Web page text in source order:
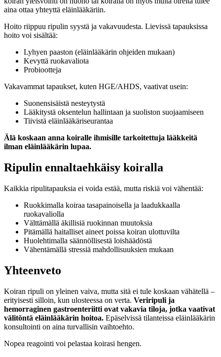
aina ottaa yhteyttä eläinlääkäriin.
Hoito riippuu ripulin syystä ja vakavuudesta. Lievissä tapauksissa
hoito voi sisältää:
Lyhyen paaston (eläinlääkärin ohjeiden mukaan)
Kevyttä ruokavaliota
Probiootteja
Vakavammat tapaukset, kuten HGE/AHDS, vaativat usein:
Suonensisäistä nesteytystä
Lääkitystä oksentelun hallintaan ja suoliston suojaamiseen
Tiivistä eläinlääkäriseurantaa
Älä koskaan anna koiralle ihmisille tarkoitettuja lääkkeitä
ilman eläinlääkärin lupaa.
Ripulin ennaltaehkäisy koiralla
Kaikkia ripulitapauksia ei voida estää, mutta riskiä voi vähentää:
Ruokkimalla koiraa tasapainoisella ja laadukkaalla
ruokavaliolla
Välttämällä äkillisiä ruokinnan muutoksia
Pitämällä haitalliset aineet poissa koiran ulottuvilta
Huolehtimalla säännöllisestä loishäädöstä
Vähentämällä stressiä mahdollisuuksien mukaan
Yhteenveto
Koiran ripuli on yleinen vaiva, mutta sitä ei tule koskaan vähätellä –
erityisesti silloin, kun ulosteessa on verta. Veriripuli ja
hemorraginen gastroenteriitti ovat vakavia tiloja, jotka vaativat
välitöntä eläinlääkärin hoitoa. Epäselvissä tilanteissa eläinlääkärin
konsultointi on aina turvallisin vaihtoehto.
Nopea reagointi voi pelastaa koirasi hengen.